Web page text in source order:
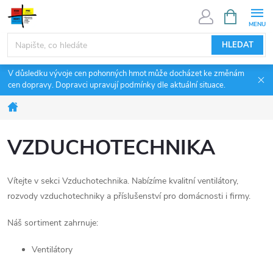
Přejít
obsah
HLEDAT
NÁKUPNÍ
KOŠÍK
V důsledku vývoje cen pohonných hmot může docházet ke změnám
cen dopravy. Dopravci upravují podmínky dle aktuální situace.
VZDUCHOTECHNIKA
Vítejte v sekci Vzduchotechnika. Nabízíme kvalitní ventilátory,
rozvody vzduchotechniky a příslušenství pro domácnosti i firmy.
Náš sortiment zahrnuje:
Ventilátory